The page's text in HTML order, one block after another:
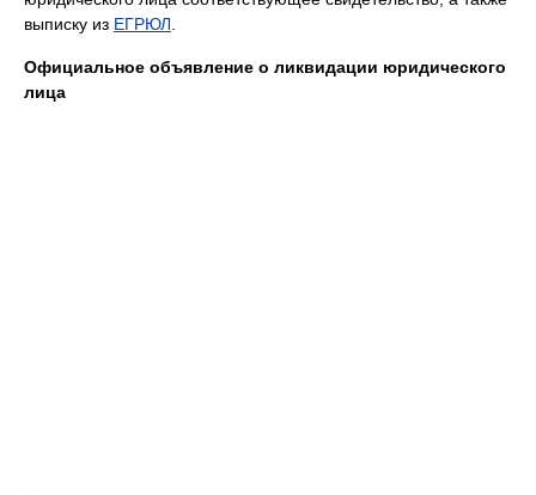
выписку из ЕГРЮЛ
Официальное объявление о ликвидации юридического
лица